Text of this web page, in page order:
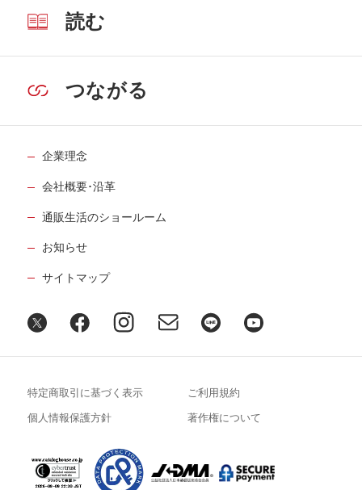
読む
つながる
企業理念
会社概要･沿革
通販生活のショールーム
お知らせ
サイトマップ
特定商取引に基づく表示 ご利用規約
個人情報保護方針 著作権について